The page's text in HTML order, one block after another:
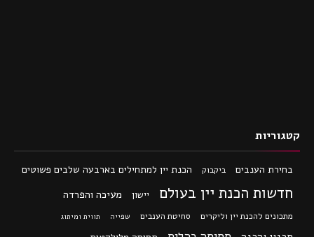
קטגוריות
בחירת הענבים ביקבוק הכנת יין למתחילים בארבעה שלבים פשוטים
חדשות הכנת יין בעולם יישון מעיכה והפרדה
מתכונים להכנת יין וליקרים סחיטת הענבים שפייה תווית ומיתוג